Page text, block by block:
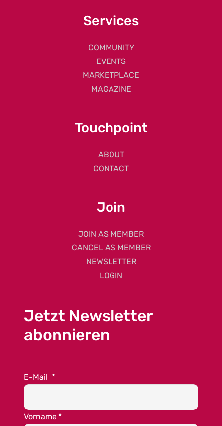
Services
COMMUNITY
EVENTS
MARKETPLACE
MAGAZINE
Touchpoint
ABOUT
CONTACT
Join
JOIN AS MEMBER
CANCEL AS MEMBER
NEWSLETTER
LOGIN
Jetzt Newsletter
abonnieren
E-Mail *
Vorname *